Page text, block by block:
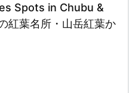
Spots in Chubu &
紅葉名所・山岳紅葉か